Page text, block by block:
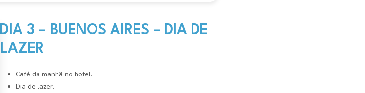
DIA 3 – BUENOS AIRES – DIA DE
LAZER
Café da manhã no hotel.
Dia de lazer.